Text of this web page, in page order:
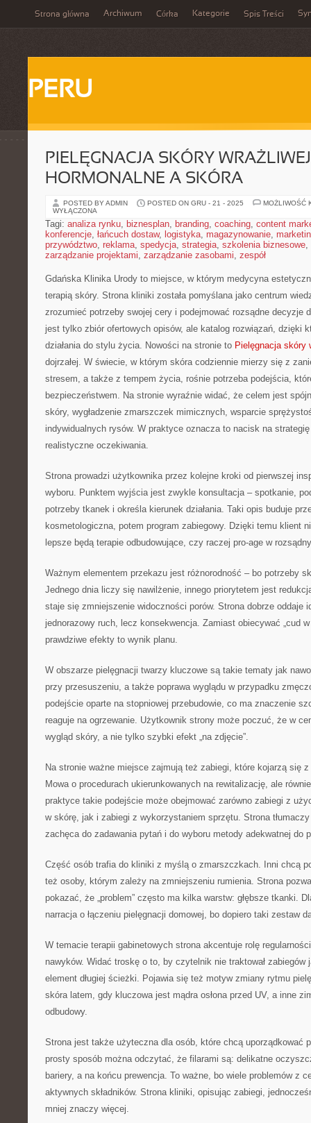
Strona główna Archiwum Córka Kategorie Spis Treści
PERU
PIELĘGNACJA SKÓRY
HORMONALNE A SKÓRA
POSTED BY ADMIN POSTED ON GRU - 21 - 2025
MOŻLIWOŚĆ
WYŁĄCZONA
Tagi: analiza rynku, biznesplan, branding, coaching, content
konferencje, łańcuch dostaw, logistyka, magazynowanie,
przywództwo, reklama, spedycja, strategia, szkolenia biznesowe,
zarządzanie projektami, zarządzanie zasobami, zespół
Gdańska Klinika Urody to miejsce, w którym medycyna
terapią skóry. Strona kliniki została pomyślana jako centrum
zrozumieć potrzeby swojej cery i podejmować rozsądne decyzje
jest tylko zbiór ofertowych opisów, ale katalog rozwiązań, dzięki
działania do stylu życia. Nowości na stronie to Pielęgnacja skóry
dojrzałej. W świecie, w którym skóra codziennie mierzy się z
stresem, a także z tempem życia, rośnie potrzeba podejścia,
bezpieczeństwem. Na stronie wyraźnie widać, że celem jest
skóry, wygładzenie zmarszczek mimicznych, wsparcie
indywidualnych rysów. W praktyce oznacza to nacisk na
realistyczne oczekiwania.
Strona prowadzi użytkownika przez kolejne kroki od pierwszej
wyboru. Punktem wyjścia jest zwykle konsultacja – spotkanie,
potrzeby tkanek i określa kierunek działania. Taki opis buduje
kosmetologiczna, potem program zabiegowy. Dzięki temu klient
lepsze będą terapie odbudowujące, czy raczej pro-age w
Ważnym elementem przekazu jest różnorodność – bo potrzeby
Jednego dnia liczy się nawilżenie, innego priorytetem jest
staje się zmniejszenie widoczności porów. Strona dobrze oddaje
jednorazowy ruch, lecz konsekwencja. Zamiast obiecywać „cud
prawdziwe efekty to wynik planu.
W obszarze pielęgnacji twarzy kluczowe są takie tematy jak
przy przesuszeniu, a także poprawa wyglądu w przypadku
podejście oparte na stopniowej przebudowie, co ma znaczenie
reaguje na ogrzewanie. Użytkownik strony może poczuć, że w
wygląd skóry, a nie tylko szybki efekt „na zdjęcie”.
Na stronie ważne miejsce zajmują też zabiegi, które kojarzą się
Mowa o procedurach ukierunkowanych na rewitalizację, ale
praktyce takie podejście może obejmować zarówno zabiegi z
w skórę, jak i zabiegi z wykorzystaniem sprzętu. Strona
zachęca do zadawania pytań i do wyboru metody adekwatnej do
Część osób trafia do kliniki z myślą o zmarszczkach. Inni chcą
też osoby, którym zależy na zmniejszeniu rumienia. Strona
pokazać, że „problem” często ma kilka warstw: głębsze tkanki.
narracja o łączeniu pielęgnacji domowej, bo dopiero taki zestaw
W temacie terapii gabinetowych strona akcentuje rolę
nawyków. Widać troskę o to, by czytelnik nie traktował zabiegów
element długiej ścieżki. Pojawia się też motyw zmiany rytmu
skóra latem, gdy kluczowa jest mądra osłona przed UV, a inne
odbudowy.
Strona jest także użyteczna dla osób, które chcą uporządkować
prosty sposób można odczytać, że filarami są: delikatne
bariery, a na końcu prewencja. To ważne, bo wiele problemów z
aktywnych składników. Strona kliniki, opisując zabiegi,
mniej znaczy więcej.